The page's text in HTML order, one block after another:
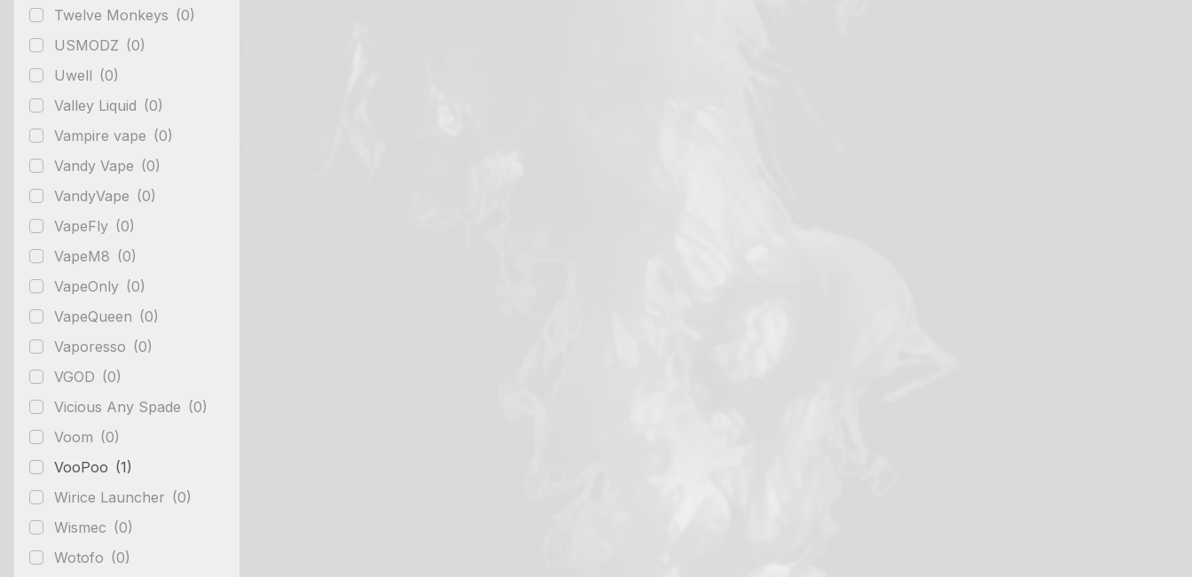
Twelve Monkeys (0)
USMODZ (0)
Uwell (0)
Valley Liquid (0)
Vampire vape (0)
Vandy Vape (0)
VandyVape (0)
VapeFly (0)
VapeM8 (0)
VapeOnly (0)
VapeQueen (0)
Vaporesso (0)
VGOD (0)
Vicious Any Spade (0)
Voom (0)
VooPoo (1)
Wirice Launcher (0)
Wismec (0)
Wotofo (0)